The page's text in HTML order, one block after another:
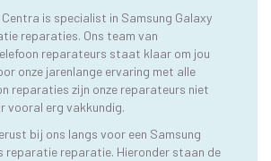
Centra is specialist in Samsung Galaxy
reparaties. Ons team van
reparateurs staat klaar om jou
onze jarenlange ervaring met alle
reparaties zijn onze reparateurs niet
vooral erg vakkundig.
bij ons langs voor een Samsung
reparatie reparatie. Hieronder staan de